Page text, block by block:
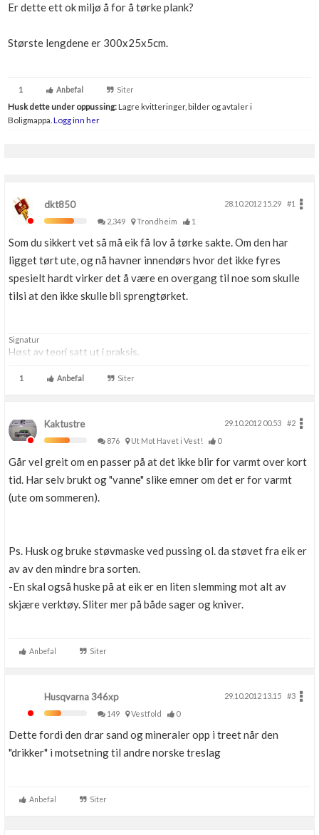
Er dette ett ok miljø å for å tørke plank?
Største lengdene er 300x25x5cm.
1 Anbefal Siter
Husk dette under oppussing:Lagre kvitteringer, bilder og avtaler i
Boligmappa. Logg inn her
dkt850 28.10.2012 15.29
#1
2,349
Trondheim 1
Som du sikkert vet så må eik få lov å tørke sakte. Om den har
ligget tørt ute, og nå havner innendørs hvor det ikke fyres
spesielt hardt virker det å være en overgang til noe som skulle
tilsi at den ikke skulle bli sprengtørket.
Signatur
Høst av teori satt ut i praksis.
1 Anbefal Siter
Kaktustre 29.10.2012 00.53
#2
876
Ut Mot Havet i Vest! 0
Går vel greit om en passer på at det ikke blir for varmt over kort
tid. Har selv brukt og "vanne" slike emner om det er for varmt
(ute om sommeren).
Ps. Husk og bruke støvmaske ved pussing ol. da støvet fra eik er
av av den mindre bra sorten.
-En skal også huske på at eik er en liten slemming mot alt av
skjære verktøy. Sliter mer på både sager og kniver.
Anbefal Siter
Husqvarna 346xp 29.10.2012 13.15
#3
149
Vestfold 0
Dette fordi den drar sand og mineraler opp i treet når den
"drikker" i motsetning til andre norske treslag
Anbefal Siter